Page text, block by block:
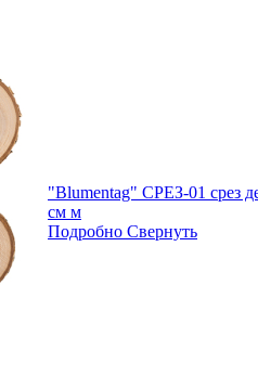
"Blumentag" СРЕЗ-01 срез
см м
Подробно Свернуть